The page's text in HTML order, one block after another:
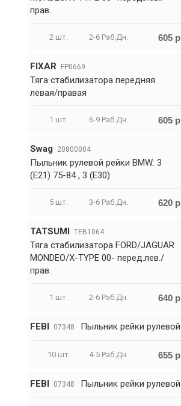
прав.
2 шт. 2-6 Раб.Дн. 605 р
FIXAR FP0669
Тяга стабилизатора передняя
левая/правая
1 шт. 6-9 Раб.Дн. 605 р
Swag 20800004
Пыльник рулевой рейки BMW: 3
(E21) 75-84 , 3 (E30)
5 шт. 3-6 Раб.Дн. 620 р
TATSUMI TEB1064
Тяга стабилизатора FORD/JAGUAR
MONDEO/X-TYPE 00- перед.лев./
прав.
1 шт. 2-6 Раб.Дн. 640 р
FEBI 07348 Пыльник рейки рулевой
10 шт. 4-5 Раб.Дн. 655 р
FEBI 07348 Пыльник рейки рулевой